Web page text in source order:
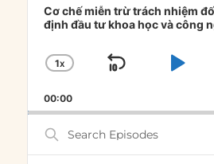
Player
Cơ chế miễn trừ trách nhiệm
định đầu tư khoa học và công
CHANGE
RATE
1X
SKIP
00:00
Search
Episodes